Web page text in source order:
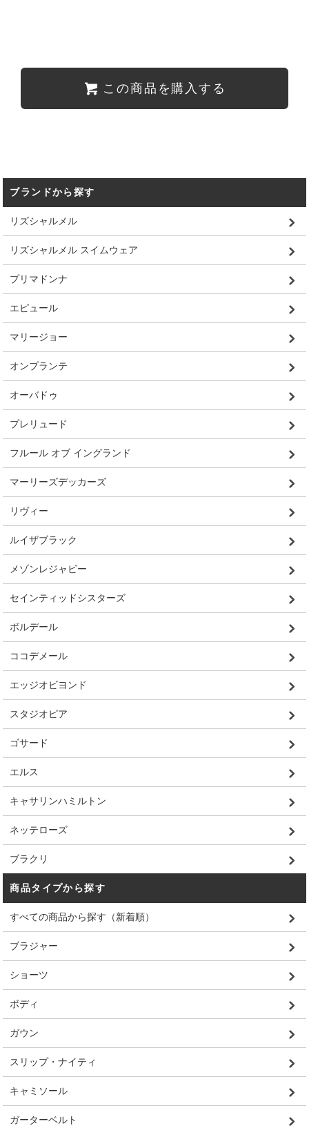
この商品を購入する
ブランドから探す
リズシャルメル
リズシャルメル スイムウェア
プリマドンナ
エピュール
マリージョー
オンプランテ
オーバドゥ
プレリュード
フルール オブ イングランド
マーリーズデッカーズ
リヴィー
ルイザブラック
メゾンレジャビー
セインティッドシスターズ
ボルデール
ココデメール
エッジオビヨンド
スタジオピア
ゴサード
エルス
キャサリンハミルトン
ネッテローズ
ブラクリ
商品タイプから探す
すべての商品から探す（新着順）
ブラジャー
ショーツ
ボディ
ガウン
スリップ・ナイティ
キャミソール
ガーターベルト